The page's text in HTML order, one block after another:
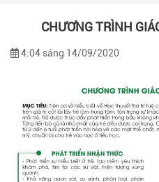
CHƯƠNG TRÌNH
4:04 sáng 14/09/2020